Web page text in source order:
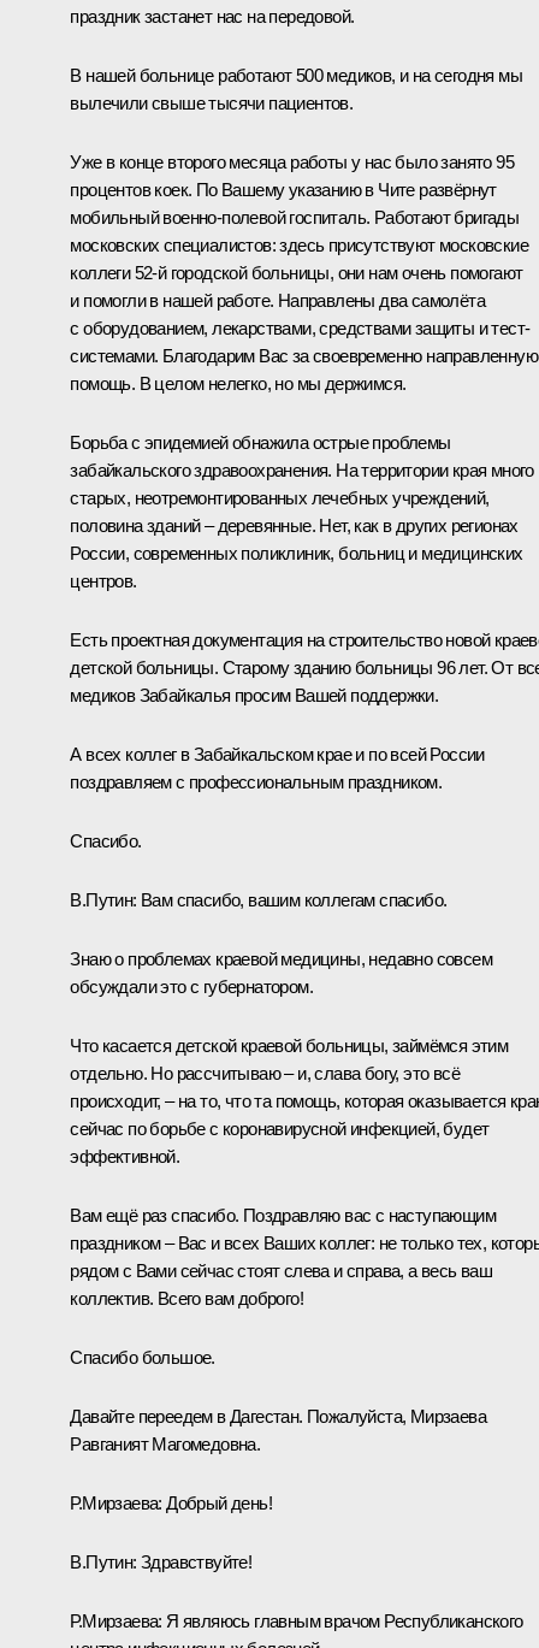
праздник застанет нас на передовой.
В нашей больнице работают 500 медиков, и на сегодня мы
вылечили свыше тысячи пациентов.
Уже в конце второго месяца работы у нас было занято 95
процентов коек. По Вашему указанию в Чите развёрнут
мобильный военно-полевой госпиталь. Работают бригады
московских специалистов: здесь присутствуют московские
коллеги 52-й городской больницы, они нам очень помогают
и помогли в нашей работе. Направлены два самолёта
с оборудованием, лекарствами, средствами защиты и тест-
системами. Благодарим Вас за своевременно направленную
помощь. В целом нелегко, но мы держимся.
Борьба с эпидемией обнажила острые проблемы
забайкальского здравоохранения. На территории края много
старых, неотремонтированных лечебных учреждений,
половина зданий – деревянные. Нет, как в других регионах
России, современных поликлиник, больниц и медицинских
центров.
Есть проектная документация на строительство новой
детской больницы. Старому зданию больницы 96 лет. От
медиков Забайкалья просим Вашей поддержки.
А всех коллег в Забайкальском крае и по всей России
поздравляем с профессиональным праздником.
Спасибо.
В.Путин: Вам спасибо, вашим коллегам спасибо.
Знаю о проблемах краевой медицины, недавно совсем
обсуждали это с губернатором.
Что касается детской краевой больницы, займёмся этим
отдельно. Но рассчитываю – и, слава богу, это всё
происходит, – на то, что та помощь, которая оказывается
сейчас по борьбе с коронавирусной инфекцией, будет
эффективной.
Вам ещё раз спасибо. Поздравляю вас с наступающим
праздником – Вас и всех Ваших коллег: не только тех,
рядом с Вами сейчас стоят слева и справа, а весь ваш
коллектив. Всего вам доброго!
Спасибо большое.
Давайте переедем в Дагестан. Пожалуйста, Мирзаева
Равганият Магомедовна.
Р.Мирзаева: Добрый день!
В.Путин: Здравствуйте!
Р.Мирзаева: Я являюсь главным врачом Республиканского